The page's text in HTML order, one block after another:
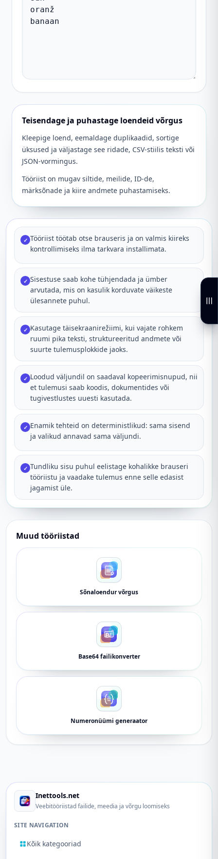
Teisendage ja puhastage loendeid võrgus
Kleepige loend, eemaldage duplikaadid, sortige
üksused ja väljastage see ridade, CSV-stiilis teksti või
JSON-vormingus.
Tööriist on mugav siltide, meilide, ID-de,
märksõnade ja kiire andmete puhastamiseks.
✓ Tööriist töötab otse brauseris ja on valmis kiireks
kontrollimiseks ilma tarkvara installimata.
✓ Sisestuse saab kohe tühjendada ja ümber
arvutada, mis on kasulik korduvate väikeste
ülesannete puhul.
✓ Kasutage täisekraanirežiimi, kui vajate rohkem
ruumi pika teksti, struktureeritud andmete või
suurte tulemusplokkide jaoks.
✓ Loodud väljundil on saadaval kopeerimisnupud, nii
et tulemusi saab koodis, dokumentides või
tugivestlustes uuesti kasutada.
✓ Enamik tehteid on deterministlikud: sama sisend
ja valikud annavad sama väljundi.
✓ Tundliku sisu puhul eelistage kohalikke brauseri
tööriistu ja vaadake tulemus enne selle edasist
jagamist üle.
Muud tööriistad
Sõnaloendur võrgus
Base64 failikonverter
Numeronüümi generaator
Inettools.net
Veebitööriistad failide, meedia ja võrgu loomiseks
SITE NAVIGATION
Kõik kategooriad